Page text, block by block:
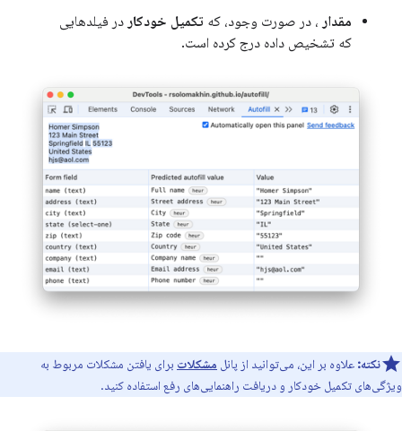
مقدار ، در صورت وجود، که تکمیل خودکار در فیلدهایی
که تشخیص داده درج کرده است.
نکته: علاوه بر این، می‌توانید از پانل مشکلات برای یافتن مشکلات مربوط به
ویژگی‌های تکمیل خودکار و دریافت راهنمایی‌های رفع استفاده کنید.